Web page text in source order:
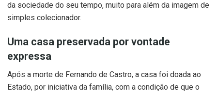
da sociedade do seu tempo, muito para além da imagem de
simples colecionador.
Uma casa preservada por vontade
expressa
Após a morte de Fernando de Castro, a casa foi doada ao
Estado, por iniciativa da família, com a condição de que o